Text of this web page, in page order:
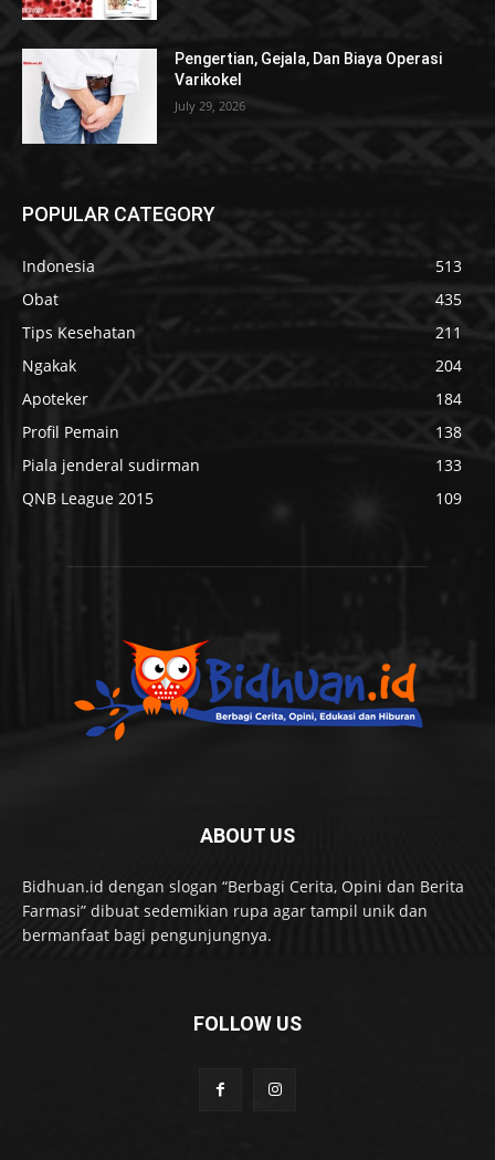
Pengertian, Gejala, Dan Biaya Operasi
Varikokel
July 29, 2026
POPULAR CATEGORY
Indonesia
513
Obat
435
Tips Kesehatan
211
Ngakak
204
Apoteker
184
Profil Pemain
138
Piala jenderal sudirman
133
QNB League 2015
109
ABOUT US
Bidhuan.id dengan slogan “Berbagi Cerita, Opini dan Berita
Farmasi” dibuat sedemikian rupa agar tampil unik dan
bermanfaat bagi pengunjungnya.
FOLLOW US